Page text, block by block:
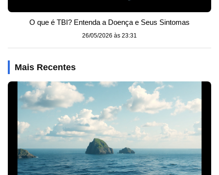
O que é TBI? Entenda a Doença e Seus Sintomas
26/05/2026 às 23:31
Mais Recentes